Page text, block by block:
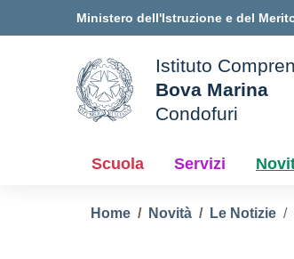
Ministero dell'Istruzione e del
della scuola
Istituto
Bova Marina
Condofuri
Scuola Servizi
Home Novità Le Notizie